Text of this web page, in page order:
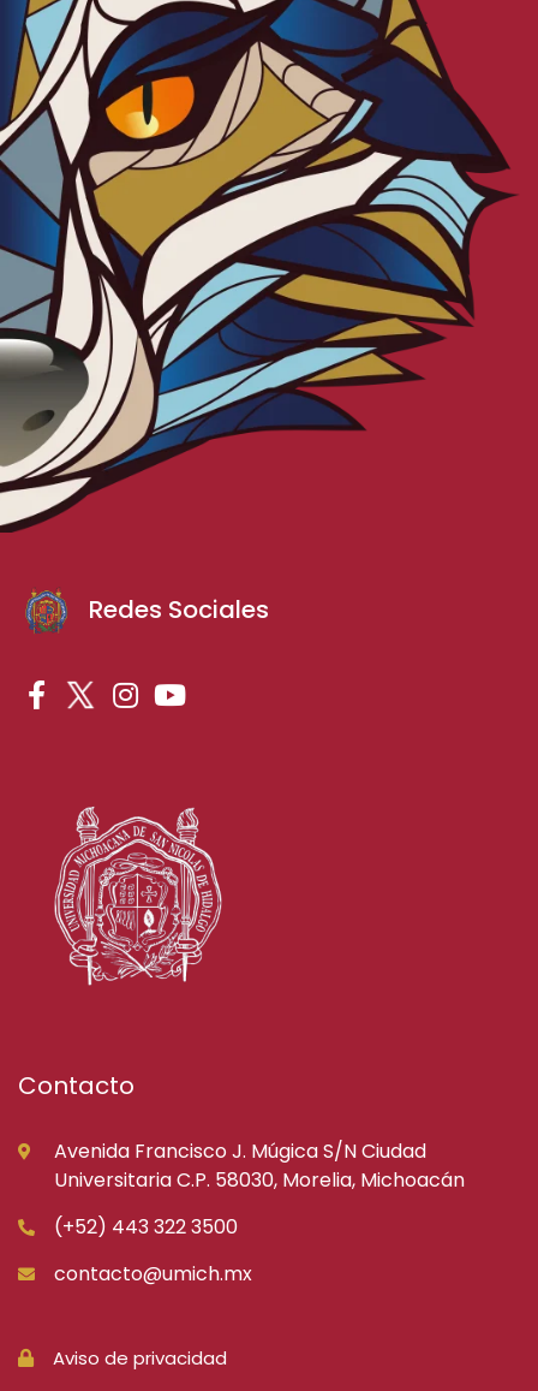
Redes Sociales
Contacto
Avenida Francisco J. Múgica S/N Ciudad
Universitaria C.P. 58030, Morelia, Michoacán
(+52) 443 322 3500
contacto@umich.mx
Aviso de privacidad